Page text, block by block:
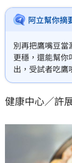
阿立幫你摘
別再把鷹嘴豆
更穩，還能幫
出，受試者吃
吐司的組別整
健康中心／許